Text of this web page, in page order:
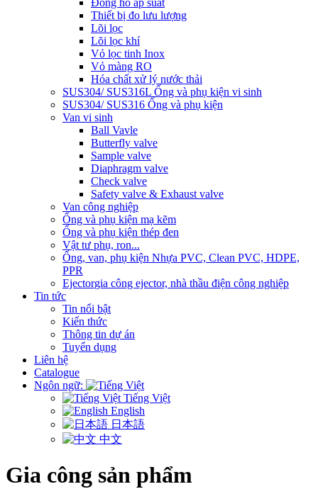
Đồng hồ áp suất
Thiết bị đo lưu lượng
Lõi lọc
Lõi lọc khí
Vỏ lọc tinh Inox
Vỏ màng RO
Hóa chất xử lý nước thải
SUS304/ SUS316L Ống và phụ kiện vi sinh
SUS304/ SUS316 Ống và phụ kiện
Van vi sinh
Ball Vavle
Butterfly valve
Sample valve
Diaphragm valve
Check valve
Safety valve & Exhaust valve
Van công nghiệp
Ống và phụ kiện mạ kẽm
Ống và phụ kiện thép đen
Vật tư phụ, ron...
Ống, van, phụ kiện Nhựa PVC, Clean PVC, HDPE,
PPR
Ejectorgia công ejector, nhà thầu điện công nghiệp
Tin tức
Tin nổi bật
Kiến thức
Thông tin dự án
Tuyển dụng
Liên hệ
Catalogue
Ngôn ngữ:
Tiếng Việt
English
日本語
中文
Gia công sản phẩm